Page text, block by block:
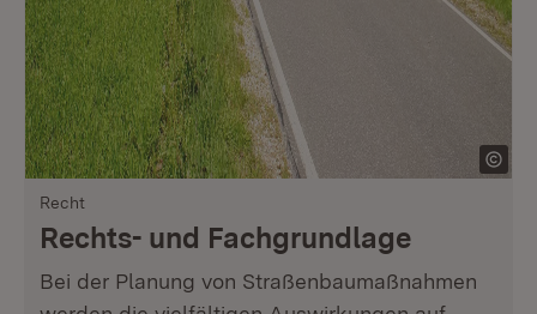
Recht
Rechts- und Fachgrundlage
Bei der Planung von Straßenbaumaßnahmen